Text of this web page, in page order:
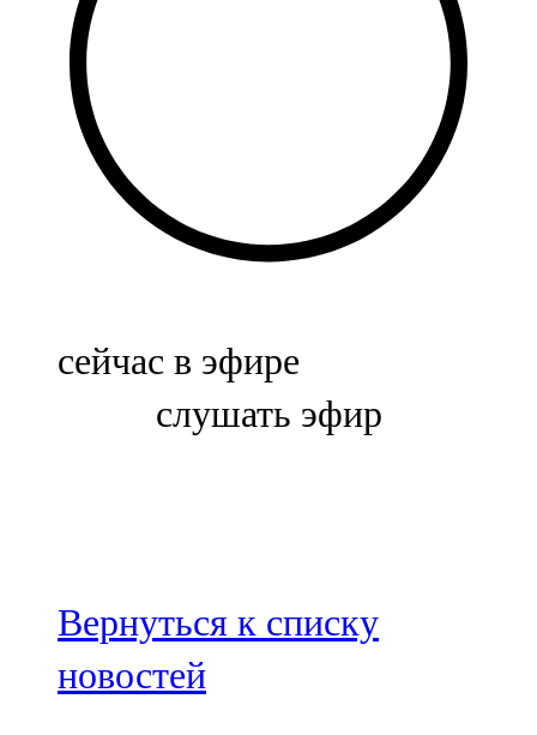
Балык бистәсе
104,9 FM
Баулы
107,5 FM
Биләр
Болгар
100,3 FM
Зәй
106,6 FM
сейчас в эфире
слушать эфир
Вернуться к списку
новостей